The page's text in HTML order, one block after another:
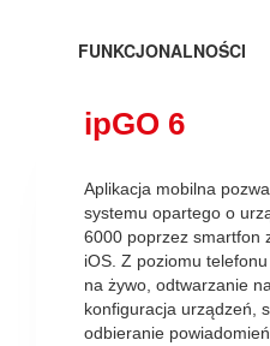
FUNKCJONALNOŚCI
ipGO 6
Aplikacja mobilna
systemu opartego o
6000 poprzez smartfon
iOS. Z poziomu
na żywo, odtwarzanie
konfiguracja urządzeń,
odbieranie